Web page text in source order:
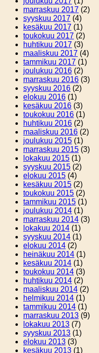
marraskuu 2017 (2)
syyskuu 2017 (4)
kesäkuu 2017 (1)
toukokuu 2017 (2)
huhtikuu 2017 (3)
maaliskuu 2017 (4)
tammikuu 2017 (1)
joulukuu 2016 (2)
marraskuu 2016 (3)
syyskuu 2016 (2)
elokuu 2016 (1)
kesäkuu 2016 (3)
toukokuu 2016 (1)
huhtikuu 2016 (2)
maaliskuu 2016 (2)
joulukuu 2015 (1)
marraskuu 2015 (3)
lokakuu 2015 (1)
syyskuu 2015 (2)
elokuu 2015 (4)
kesäkuu 2015 (2)
toukokuu 2015 (2)
tammikuu 2015 (1)
joulukuu 2014 (1)
marraskuu 2014 (3)
lokakuu 2014 (1)
syyskuu 2014 (1)
elokuu 2014 (2)
heinäkuu 2014 (1)
kesäkuu 2014 (1)
toukokuu 2014 (3)
huhtikuu 2014 (2)
maaliskuu 2014 (2)
helmikuu 2014 (1)
tammikuu 2014 (1)
marraskuu 2013 (9)
lokakuu 2013 (7)
syyskuu 2013 (1)
elokuu 2013 (3)
kesäkuu 2013 (1)